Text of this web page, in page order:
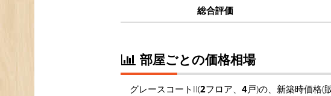
総合評価
部屋ごとの価格相場
グレースコートII(2フロア、 4戸)の、新築時価格(